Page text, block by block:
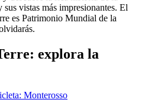
vistas más impresionantes. El
es Patrimonio Mundial de la
explora la
Monterosso